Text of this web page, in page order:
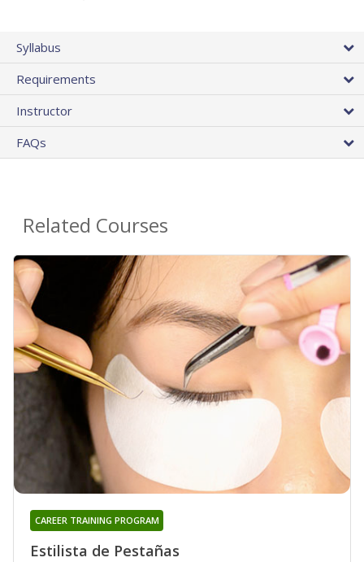
Syllabus
Requirements
Instructor
FAQs
Related Courses
Estilista de Pestañas
CAREER TRAINING PROGRAM